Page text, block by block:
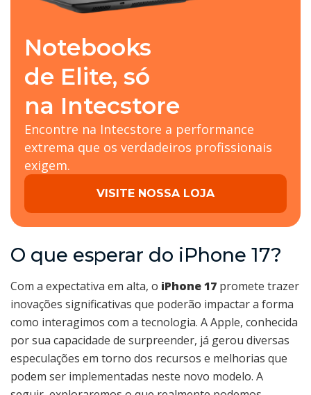
Notebooks
de Elite, só
na Intecstore
Encontre na Intecstore a performance
extrema que os verdadeiros profissionais
exigem.
VISITE NOSSA LOJA
O que esperar do iPhone 17?
Com a expectativa em alta, o iPhone 17 promete trazer
inovações significativas que poderão impactar a forma
como interagimos com a tecnologia. A Apple, conhecida
por sua capacidade de surpreender, já gerou diversas
especulações em torno dos recursos e melhorias que
podem ser implementadas neste novo modelo. A